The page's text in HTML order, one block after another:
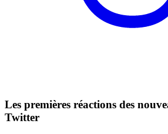
Les premières réactions des
Twitter